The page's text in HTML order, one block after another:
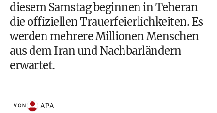
diesem Samstag beginnen in Teheran
die offiziellen Trauerfeierlichkeiten. Es
werden mehrere Millionen Menschen
aus dem Iran und Nachbarländern
erwartet.
VON APA